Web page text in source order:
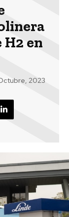
en
2023